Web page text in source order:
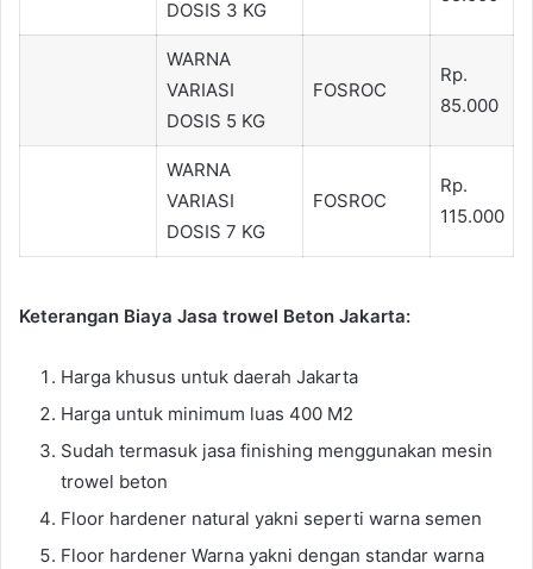
DOSIS 3 KG
WARNA
VARIASI
DOSIS 5 KG
FOSROC
Rp.
85.000
WARNA
VARIASI
DOSIS 7 KG
FOSROC
Rp.
115.000
Keterangan Biaya Jasa trowel Beton Jakarta:
Harga khusus untuk daerah Jakarta
Harga untuk minimum luas 400 M2
Sudah termasuk jasa finishing menggunakan mesin
trowel beton
Floor hardener natural yakni seperti warna semen
Floor hardener Warna yakni dengan standar warna